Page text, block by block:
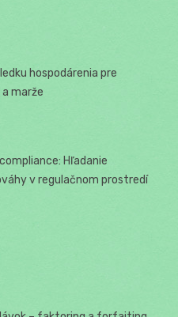
hospodárenia pre
marže
Hľadanie
v regulačnom prostredí